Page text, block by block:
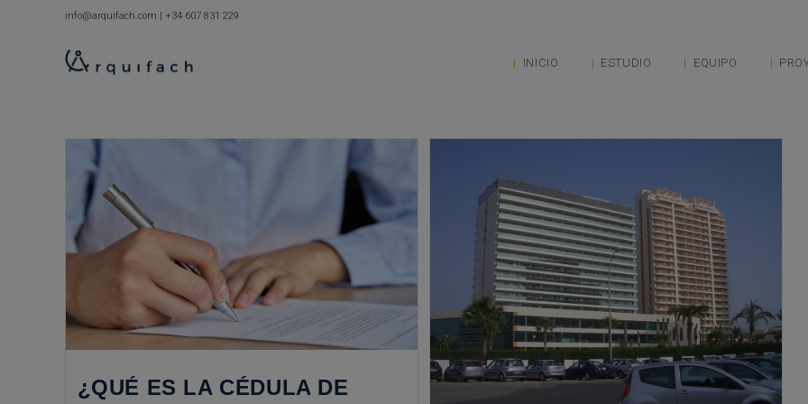
info@arquifach.com | +34 607 831 229
INICIO ESTUDIO EQUIPO
¿QUÉ ES LA CÉDULA DE